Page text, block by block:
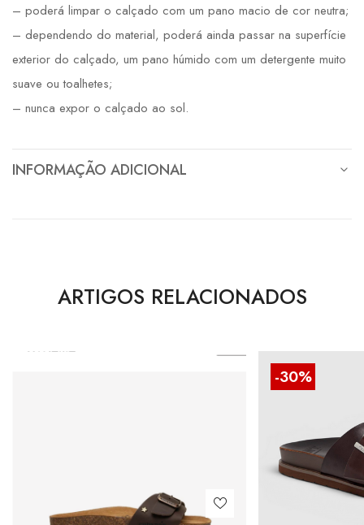
– poderá limpar o calçado com um pano macio de cor neutra;
– dependendo do material, poderá ainda passar na superfície
exterior do calçado, um pano húmido com um detergente muito
suave ou toalhetes;
– nunca expor o calçado ao sol.
INFORMAÇÃO ADICIONAL
ARTIGOS RELACIONADOS
-30%